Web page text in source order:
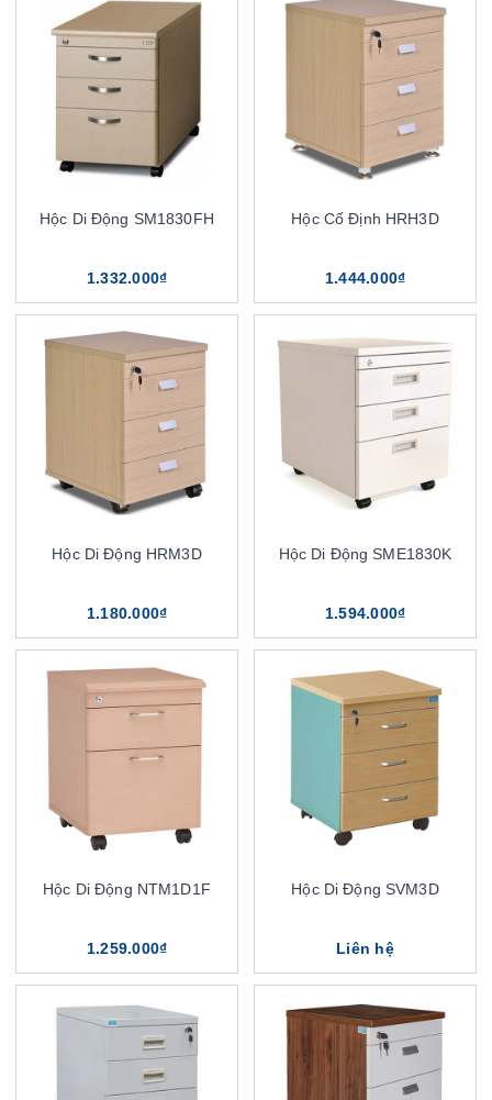
Hộc Di Động SM1830FH
1.332.000₫
Hộc Cố Định HRH3D
1.444.000₫
Hộc Di Động HRM3D
1.180.000₫
Hộc Di Động SME1830K
1.594.000₫
Hộc Di Động NTM1D1F
1.259.000₫
Hộc Di Động SVM3D
Liên hệ